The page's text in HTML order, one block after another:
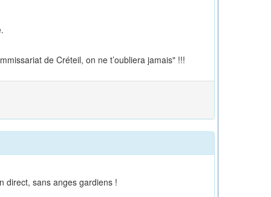
de Créteil, on ne t’oubliera jamais" !!!
direct, sans anges gardiens !